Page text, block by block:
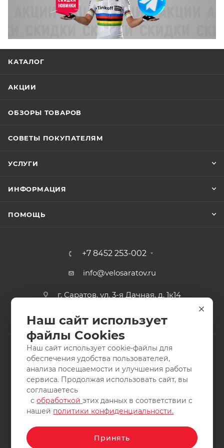
КАТАЛОГ
АКЦИИ
ОБЗОРЫ ТОВАРОВ
СОВЕТЫ ПОКУПАТЕЛЯМ
УСЛУГИ
ИНФОРМАЦИЯ
ПОМОЩЬ
+7 8452 253-002
info@velosaratov.ru
г. Саратов, ул. 3-я Дачная, д. 1к14
2011-2026 © интернет-магазин спортивных товаров
ВелоСаратов. Не является публичной офертой. Все права
защищены. Заимствование материалов и фотографий
запрещено.
Наш сайт использует
файлы Cookies
Наш сайт использует cookie-файлы для
обеспечения удобства пользователей,
анализа посещаемости и улучшения работы
сервиса. Продолжая использовать сайт, вы
соглашаетесь
собработкойэтих данных в соответствии с
нашей политики конфиденциальности.
Принять